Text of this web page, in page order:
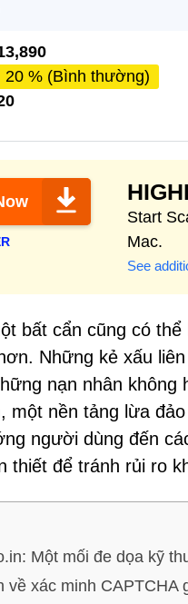
20 % (Bình thường)
Start
Mac.
See
bất cẩn cũng có
Những kẻ xấu
nạn nhân
một nền tảng lừa
người dùng đến
thiết để tránh rủi ro
Một mối đe dọa kỹ
về xác minh CAPTCHA